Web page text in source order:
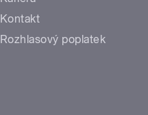
Kontakt
Rozhlasový poplatek